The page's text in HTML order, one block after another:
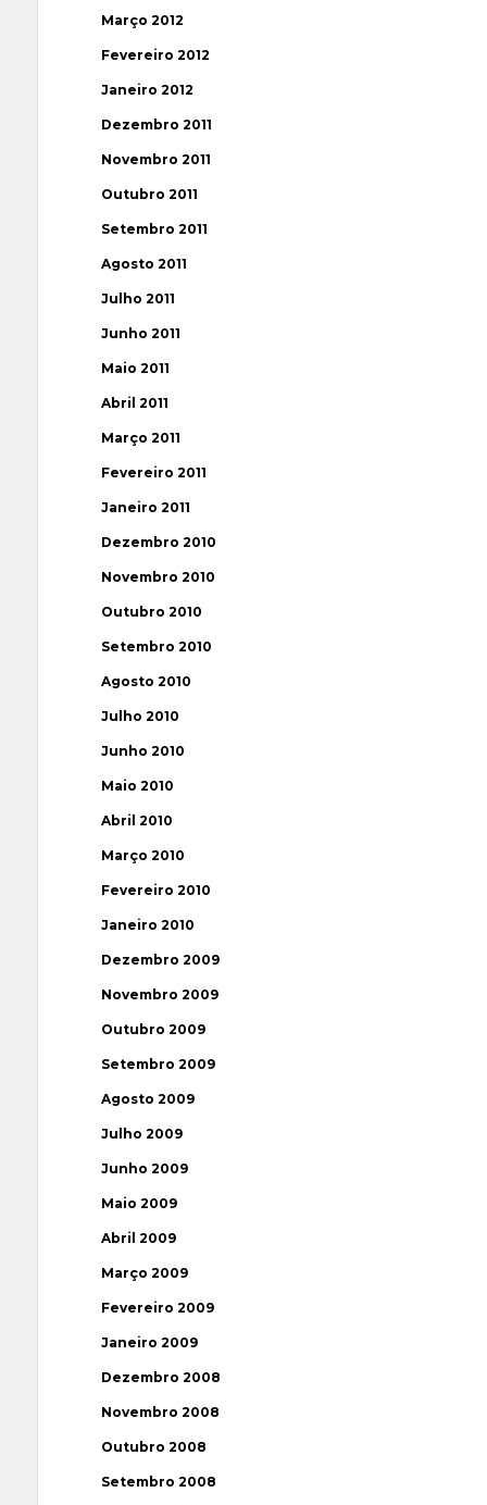
Março 2012
Fevereiro 2012
Janeiro 2012
Dezembro 2011
Novembro 2011
Outubro 2011
Setembro 2011
Agosto 2011
Julho 2011
Junho 2011
Maio 2011
Abril 2011
Março 2011
Fevereiro 2011
Janeiro 2011
Dezembro 2010
Novembro 2010
Outubro 2010
Setembro 2010
Agosto 2010
Julho 2010
Junho 2010
Maio 2010
Abril 2010
Março 2010
Fevereiro 2010
Janeiro 2010
Dezembro 2009
Novembro 2009
Outubro 2009
Setembro 2009
Agosto 2009
Julho 2009
Junho 2009
Maio 2009
Abril 2009
Março 2009
Fevereiro 2009
Janeiro 2009
Dezembro 2008
Novembro 2008
Outubro 2008
Setembro 2008